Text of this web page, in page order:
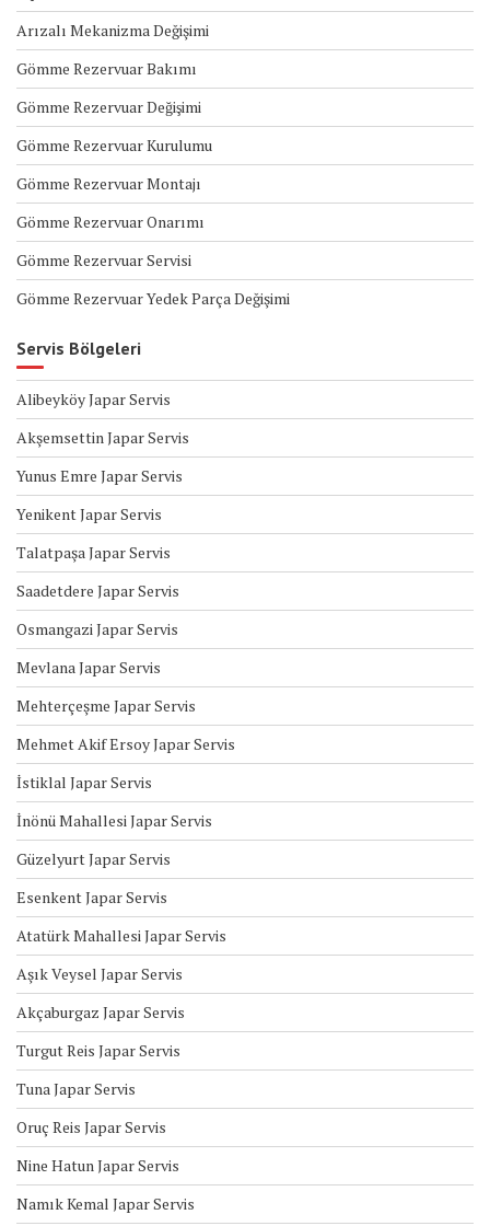
Arızalı Mekanizma Değişimi
Gömme Rezervuar Bakımı
Gömme Rezervuar Değişimi
Gömme Rezervuar Kurulumu
Gömme Rezervuar Montajı
Gömme Rezervuar Onarımı
Gömme Rezervuar Servisi
Gömme Rezervuar Yedek Parça Değişimi
Servis Bölgeleri
Alibeyköy Japar Servis
Akşemsettin Japar Servis
Yunus Emre Japar Servis
Yenikent Japar Servis
Talatpaşa Japar Servis
Saadetdere Japar Servis
Osmangazi Japar Servis
Mevlana Japar Servis
Mehterçeşme Japar Servis
Mehmet Akif Ersoy Japar Servis
İstiklal Japar Servis
İnönü Mahallesi Japar Servis
Güzelyurt Japar Servis
Esenkent Japar Servis
Atatürk Mahallesi Japar Servis
Aşık Veysel Japar Servis
Akçaburgaz Japar Servis
Turgut Reis Japar Servis
Tuna Japar Servis
Oruç Reis Japar Servis
Nine Hatun Japar Servis
Namık Kemal Japar Servis